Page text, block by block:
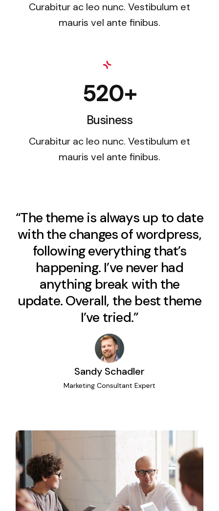
Curabitur ac leo nunc. Vestibulum et
mauris vel ante finibus.
520+
Business
Curabitur ac leo nunc. Vestibulum et
mauris vel ante finibus.
“The theme is always up to date
with the changes of wordpress,
following everything that’s
happening. I’ve never had
anything break with the
update. Overall, the best theme
I’ve tried.”
Sandy Schadler
Marketing Consultant Expert